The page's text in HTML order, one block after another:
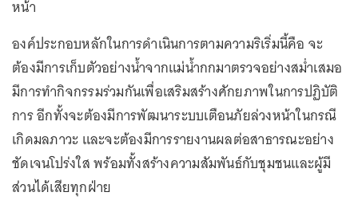
หน้า
องค์ประกอบหลักในการดำเนินการตามความริเริ่มนี้คือ จะ
ต้องมีการเก็บตัวอย่างน้ำจากแม่น้ำกกมาตรวจอย่างสม่ำเสมอ
มีการทำกิจกรรมร่วมกันเพื่อเสริมสร้างศักยภาพในการปฏิบัติ
การ อีกทั้งจะต้องมีการพัฒนาระบบเตือนภัยล่วงหน้าในกรณี
เกิดมลภาวะ และจะต้องมีการรายงานผลต่อสาธารณะอย่าง
ชัดเจนโปร่งใส พร้อมทั้งสร้างความสัมพันธ์กับชุมชนและผู้มี
ส่วนได้เสียทุกฝ่าย